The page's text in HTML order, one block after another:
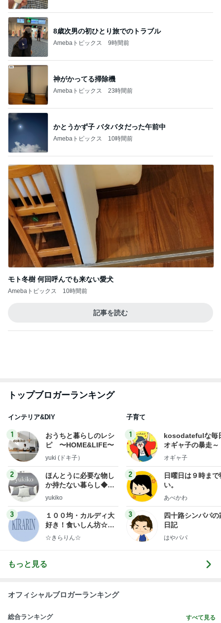
8歳次男の初ひとり旅でのトラブル
Amebaトピックス 9時間前
神がかってる掃除機
Amebaトピックス 23時間前
かとうかず子 バタバタだった午前中
Amebaトピックス 10時間前
モト冬樹 何回呼んでも来ない愛犬
Amebaトピックス 10時間前
記事を読む
トップブロガーランキング
インテリア&DIY
1
おうちと暮らしのレシ
ピ 〜HOME&LIFE〜
yuki (ドキ子）
2
ほんとうに必要な物し
か持たない暮らし◆Ke
ep Life Simple◆〜イ
yukiko
3
１００均・カルディ大
好き！食いしん坊☆き
らりん☆のブログ
☆きらりん☆
子育て
1
kosodatefulな毎
オギャ子の暴走～
オギャ子
2
日曜日は９時まで
い。
あべかわ
3
四十路シンパパの
日記
はやパパ
もっと見る
オフィシャルブロガーランキング
総合ランキング すべて見る